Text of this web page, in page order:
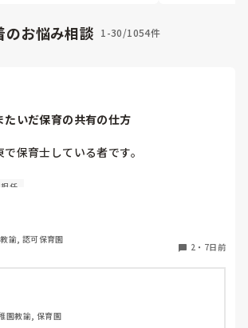
のお悩み相談 1-30/1054件
たいだ保育の共有の仕方
保育士している者です。
有ってどうされていますか？
対応出来ますが、今日何する、どこ行く、
ど共有出来ていなくて朝先生方が話して
間も取れずに終わります。
有の仕方など工夫している事がありました
！
担任
諭, 認可保育園
2 ・ 7日前
園教諭, 保育園